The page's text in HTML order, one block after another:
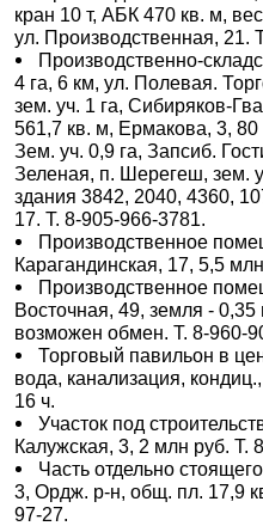
кран 10 т, АБК 470 кв. м,
ул. Производственная, 21.
Производственно-
4 га, 6 км, ул. Полевая.
зем. уч. 1 га, Сибиряков-
561,7 кв. м, Ермакова, 3,
Зем. уч. 0,9 га, Запсиб.
Зеленая, п. Шерегеш, зем.
здания 3842, 2040, 4360,
17. Т. 8-905-966-3781.
Производственное
Карагандинская, 17, 5,5
Производственное
Восточная, 49, земля -
возможен обмен. Т. 8-960-
Торговый павильон в
вода, канализация,
16 ч.
Участок под
Калужская, 3, 2 млн руб. Т.
Часть отдельно
3, Ордж. р-н, общ. пл. 17,9
97-27.